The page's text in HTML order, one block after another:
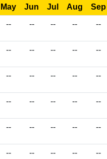
May Jun Jul Aug
Sep
-- -- -- -- --
-- -- -- -- --
-- -- -- -- --
-- -- -- -- --
-- -- -- -- --
-- -- -- -- --